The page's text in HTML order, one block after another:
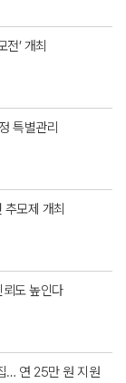
’ 개최
특별관리
모제 개최
도 높인다
… 연 25만 원 지원